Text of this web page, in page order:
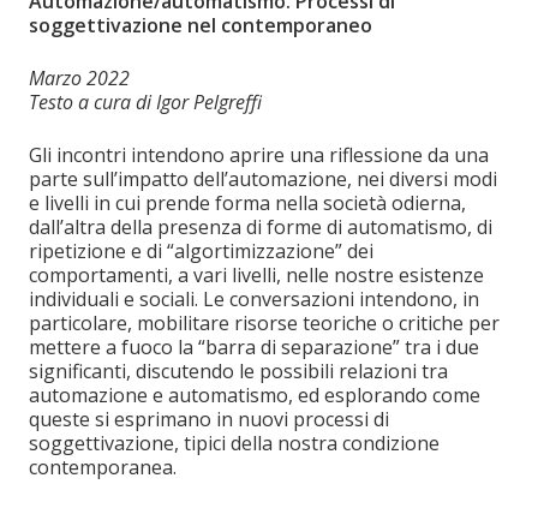
soggettivazione nel contemporaneo
Marzo 2022
Testo a cura di Igor Pelgreffi
Gli incontri intendono aprire una riflessione da una
parte sull’impatto dell’automazione, nei diversi modi
e livelli in cui prende forma nella società odierna,
dall’altra della presenza di forme di automatismo, di
ripetizione e di “algortimizzazione” dei
comportamenti, a vari livelli, nelle nostre esistenze
individuali e sociali. Le conversazioni intendono, in
particolare, mobilitare risorse teoriche o critiche per
mettere a fuoco la “barra di separazione” tra i due
significanti, discutendo le possibili relazioni tra
automazione e automatismo, ed esplorando come
queste si esprimano in nuovi processi di
soggettivazione, tipici della nostra condizione
contemporanea.